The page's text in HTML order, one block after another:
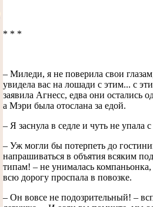
* * *
– Миледи, я не поверила свои
увидела вас на лошади с этим... с
заявила Агнесс, едва они остались
а Мэри была отослана за едой.
– Я заснула в седле и чуть не упала
– Уж могли бы потерпеть до
напрашиваться в объятия всяким
типам! – не унималась компаньонка,
всю дорогу проспала в повозке.
– Он вовсе не подозрительный! –